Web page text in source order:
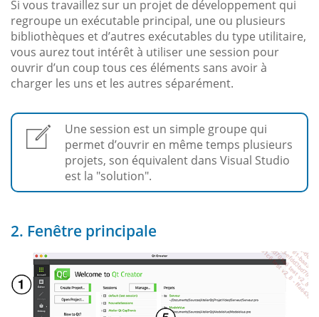
Si vous travaillez sur un projet de développement qui
regroupe un exécutable principal, une ou plusieurs
bibliothèques et d’autres exécutables du type utilitaire,
vous aurez tout intérêt à utiliser une session pour
ouvrir d’un coup tous ces éléments sans avoir à
charger les uns et les autres séparément.
Une session est un simple groupe qui
permet d’ouvrir en même temps plusieurs
projets, son équivalent dans Visual Studio
est la "solution".
2. Fenêtre principale